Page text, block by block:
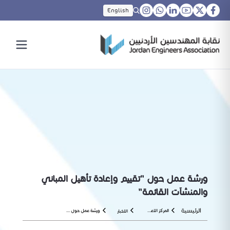
English
ورشة عمل حول "تقييم وإعادة تأهيل المباني
والمنشآت القائمة"
الرئيسية الاخبار